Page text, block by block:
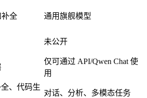
全 通用旗舰模型
未公开
仅可通过 API/Qwen Chat 使
用
、代码生
对话、分析、多模态任务